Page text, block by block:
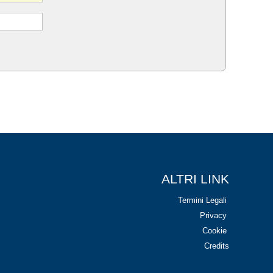
ALTRI LINK
Termini Legali
Privacy
Cookie
Credits